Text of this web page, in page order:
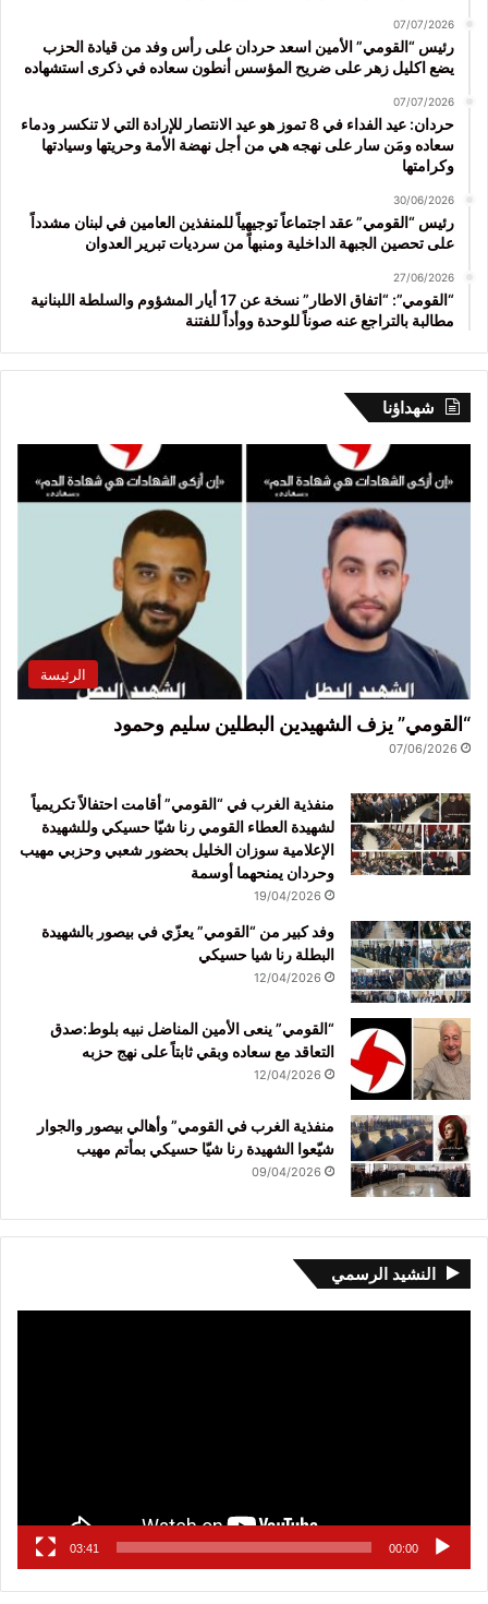
07/07/2026
رئيس “القومي” الأمين اسعد حردان على رأس وفد من قيادة الحزب
يضع اكليل زهر على ضريح المؤسس أنطون سعاده في ذكرى استشهاده
07/07/2026
حردان: عيد الفداء في 8 تموز هو عيد الانتصار للإرادة التي لا تنكسر ودماء
سعاده ومَن سار على نهجه هي من أجل نهضة الأمة وحريتها وسيادتها
وكرامتها
30/06/2026
رئيس “القومي” عقد اجتماعاً توجيهياً للمنفذين العامين في لبنان مشدداً
على تحصين الجبهة الداخلية ومنبهاً من سرديات تبرير العدوان
27/06/2026
“القومي”: “اتفاق الاطار” نسخة عن 17 أيار المشؤوم والسلطة اللبنانية
مطالبة بالتراجع عنه صوناً للوحدة ووأداً للفتنة
شهداؤنا
الرئيسة
“القومي” يزف الشهيدين البطلين سليم وحمود
07/06/2026
منفذية الغرب في “القومي” أقامت احتفالاً تكريمياً
لشهيدة العطاء القومي رنا شيّا حسيكي وللشهيدة
الإعلامية سوزان الخليل بحضور شعبي وحزبي مهيب
وحردان يمنحهما أوسمة
19/04/2026
وفد كبير من “القومي” يعزّي في بيصور بالشهيدة
البطلة رنا شيا حسيكي
12/04/2026
“القومي” ينعى الأمين المناضل نبيه بلوط:صدق
التعاقد مع سعاده وبقي ثابتاً على نهج حزبه
12/04/2026
منفذية الغرب في القومي” وأهالي بيصور والجوار
شيّعوا الشهيدة رنا شيّا حسيكي بمأتم مهيب
09/04/2026
النشيد الرسمي
00:00
03:41